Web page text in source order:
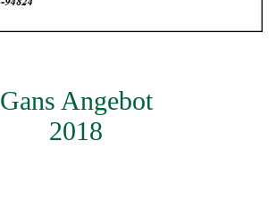
Gans Angebot
2018